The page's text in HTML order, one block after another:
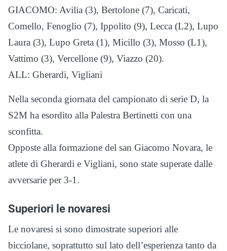
GIACOMO: Avilia (3), Bertolone (7), Caricati,
Comello, Fenoglio (7), Ippolito (9), Lecca (L2), Lupo
Laura (3), Lupo Greta (1), Micillo (3), Mosso (L1),
Vattimo (3), Vercellone (9), Viazzo (20).
ALL: Gherardi, Vigliani
Nella seconda giornata del campionato di serie D, la
S2M ha esordito alla Palestra Bertinetti con una
sconfitta.
Opposte alla formazione del san Giacomo Novara, le
atlete di Gherardi e Vigliani, sono state superate dalle
avversarie per 3-1.
Superiori le novaresi
Le novaresi si sono dimostrate superiori alle
bicciolane, soprattutto sul lato dell’esperienza tanto da